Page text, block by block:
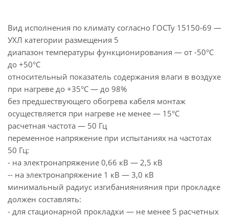
Вид исполнения по климату согласно ГОСТу 15150-69 —
УХЛ категории размещения 5
диапазон температуры функционирования — от -50°С
до +50°С
относительный показатель содержания влаги в воздухе
при нагреве до +35°С — до 98%
без предшествующего обогрева кабеля монтаж
осуществляется при нагреве не менее — 15°С
расчетная частота — 50 Гц
переменное напряжение при испытаниях на частотах
50 Гц:
- на электронапряжение 0,66 кВ — 2,5 кВ
-- на электронапряжение 1 кВ — 3,0 кВ
минимальный радиус изгибаниянияния при прокладке
должен составлять:
- для стационарной прокладки — не менее 5 расчетных